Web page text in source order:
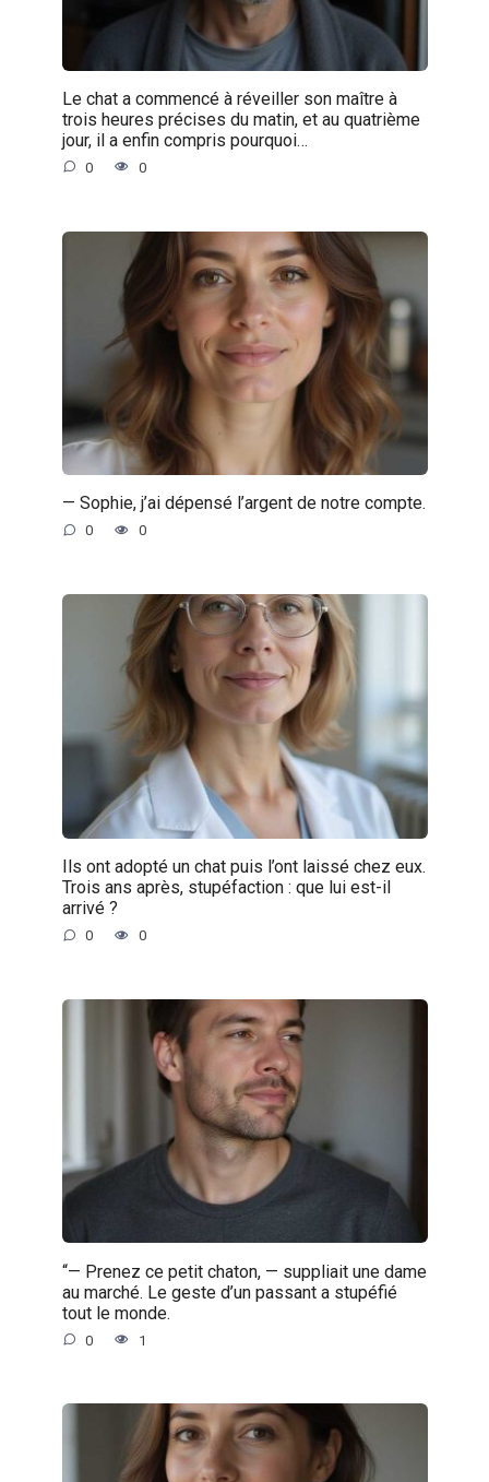
Le chat a commencé à réveiller son maître à
trois heures précises du matin, et au quatrième
jour, il a enfin compris pourquoi…
0 0
— Sophie, j’ai dépensé l’argent de notre compte.
0 0
Ils ont adopté un chat puis l’ont laissé chez eux.
Trois ans après, stupéfaction : que lui est-il
arrivé ?
0 0
“— Prenez ce petit chaton, — suppliait une dame
au marché. Le geste d’un passant a stupéfié
tout le monde.
0 1